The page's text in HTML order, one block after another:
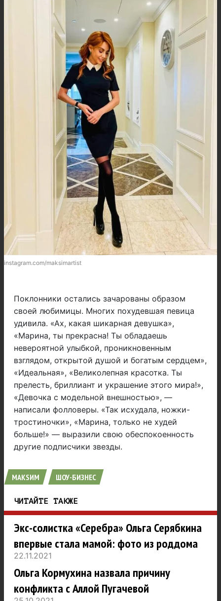
instagram.com/maksimartist
Поклонники остались зачарованы образом
своей любимицы. Многих похудевшая певица
удивила. «Ах, какая шикарная девушка»,
«Марина, ты прекрасна! Ты обладаешь
невероятной улыбкой, проникновенным
взглядом, открытой душой и богатым сердцем»,
«Идеальная», «Великолепная красотка. Ты
прелесть, бриллиант и украшение этого мира!»,
«Девочка с модельной внешностью», —
написали фолловеры. «Так исхудала, ножки-
тростиночки», «Марина, только не худей
больше!» — выразили свою обеспокоенность
другие подписчики звезды.
МАКSИМ ШОУ-БИЗНЕС
ЧИТАЙТЕ ТАКЖЕ
Экс-солистка «Серебра» Ольга Серябкина
впервые стала мамой: фото из роддома
22.11.2021
Ольга Кормухина назвала причину
конфликта с Аллой Пугачевой